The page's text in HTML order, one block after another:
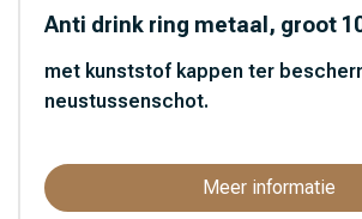
Anti drink ring metaal, groot
met kunststof kappen ter
neustussenschot.
Meer informatie